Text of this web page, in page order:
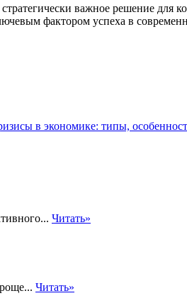
важное решение для
фактором успеха в
в экономике: типы,
Читать»
Читать»